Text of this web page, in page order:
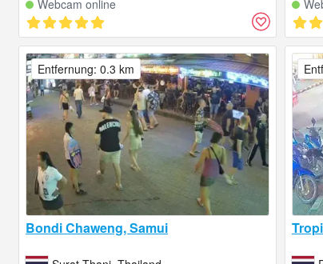
Webcam online
Bondi Chaweng, Samui
Entfernung: 0.3 km